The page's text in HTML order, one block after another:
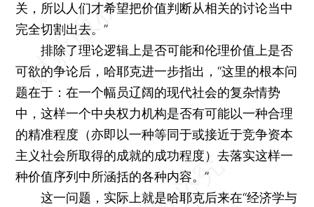
关，所以人们才希望把价值判断从相关的讨论当中
完全切割出去。”
排除了理论逻辑上是否可能和伦理价值上是否
可欲的争论后，哈耶克进一步指出，“这里的根本问
题在于：在一个幅员辽阔的现代社会的复杂情势
中，这样一个中央权力机构是否有可能以一种合理
的精准程度（亦即以一种等同于或接近于竞争资本
主义社会所取得的成就的成功程度）去落实这样一
种价值序列中所涵括的各种内容。”
这一问题，实际上就是哈耶克后来在“经济学与